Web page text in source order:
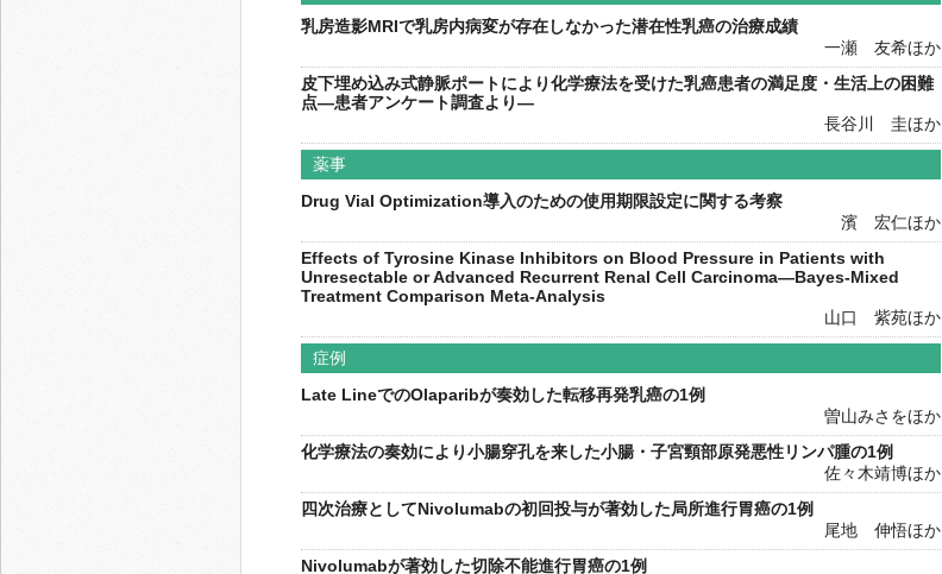
乳房造影MRIで乳房内病変が存在しなかった潜在性乳癌の治療成績
一瀬 友希ほか
皮下埋め込み式静脈ポートにより化学療法を受けた乳癌患者の満足度・生活上の困難
点―患者アンケート調査より―
長谷川 圭ほか
薬事
Drug Vial Optimization導入のための使用期限設定に関する考察
濱 宏仁ほか
Effects of Tyrosine Kinase Inhibitors on Blood Pressure in Patients with
Unresectable or Advanced Recurrent Renal Cell Carcinoma―Bayes-Mixed
Treatment Comparison Meta-Analysis
山口 紫苑ほか
症例
Late LineでのOlaparibが奏効した転移再発乳癌の1例
曽山みさをほか
化学療法の奏効により小腸穿孔を来した小腸・子宮頸部原発悪性リンパ腫の1例
佐々木靖博ほか
四次治療としてNivolumabの初回投与が著効した局所進行胃癌の1例
尾地 伸悟ほか
Nivolumabが著効した切除不能進行胃癌の1例